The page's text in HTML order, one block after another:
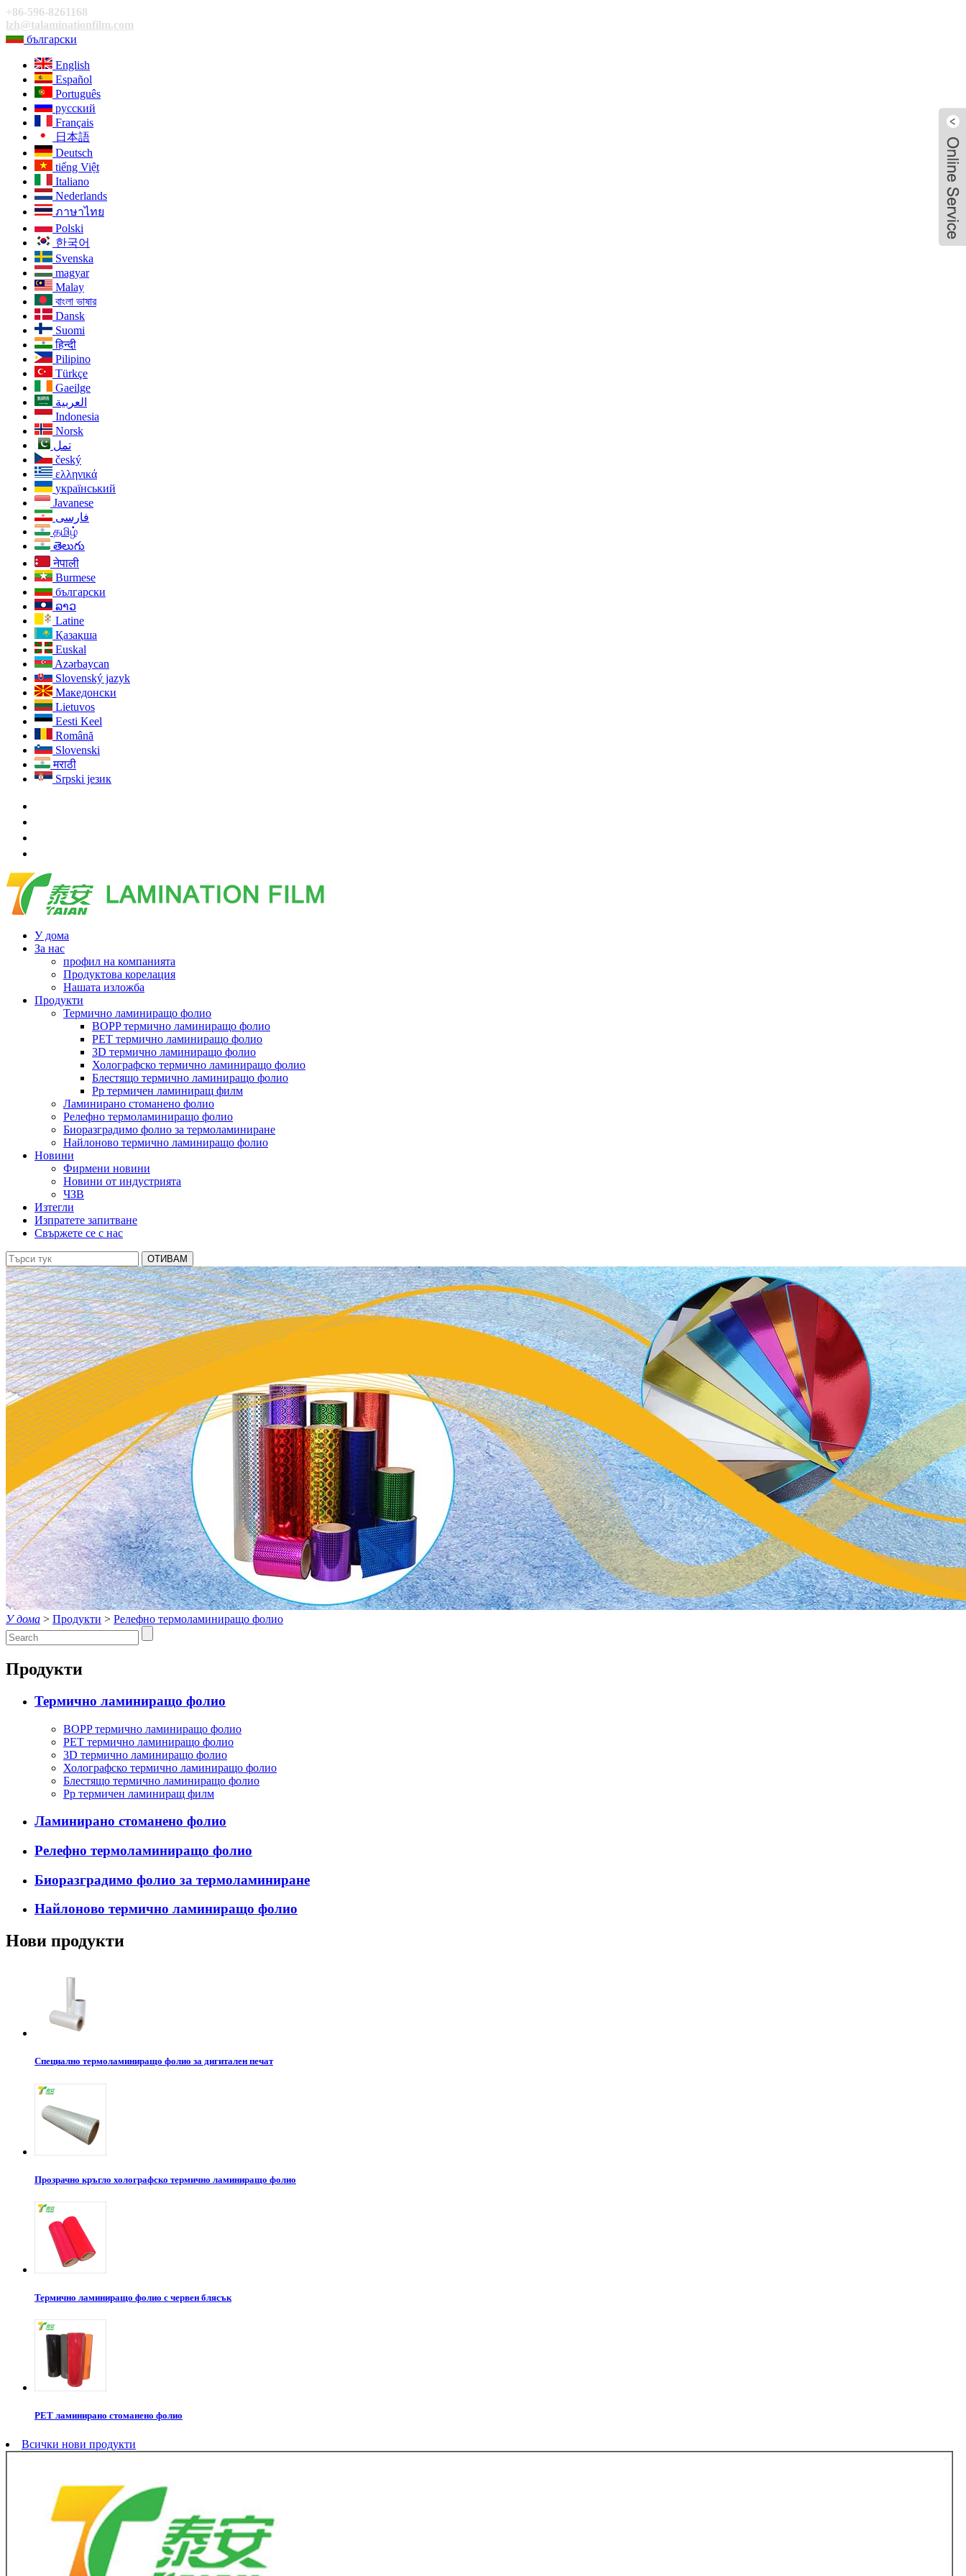
+86-596-8261168
lzh@talaminationfilm.com
български
English
Español
Português
русский
Français
日本語
Deutsch
tiếng Việt
Italiano
Nederlands
ภาษาไทย
Polski
한국어
Svenska
magyar
Malay
বাংলা ভাষার
Dansk
Suomi
हिन्दी
Pilipino
Türkçe
Gaeilge
العربية
Indonesia
Norsk‎
تمل
český
ελληνικά
український
Javanese
فارسی
தமிழ்
తెలుగు
नेपाली
Burmese
български
ລາວ
Latine
Қазақша
Euskal
Azərbaycan
Slovenský jazyk
Македонски
Lietuvos
Eesti Keel
Română
Slovenski
मराठी
Srpski језик
У дома
За нас
профил на компанията
Продуктова корелация
Нашата изложба
Продукти
Термично ламиниращо фолио
BOPP термично ламиниращо фолио
PET термично ламиниращо фолио
3D термично ламиниращо фолио
Холографско термично ламиниращо фолио
Блестящо термично ламиниращо фолио
Pp термичен ламиниращ филм
Ламинирано стоманено фолио
Релефно термоламиниращо фолио
Биоразградимо фолио за термоламиниране
Найлоново термично ламиниращо фолио
Новини
Фирмени новини
Новини от индустрията
ЧЗВ
Изтегли
Изпратете запитване
Свържете се с нас
У дома > Продукти > Релефно термоламиниращо фолио
Продукти
Термично ламиниращо фолио
BOPP термично ламиниращо фолио
PET термично ламиниращо фолио
3D термично ламиниращо фолио
Холографско термично ламиниращо фолио
Блестящо термично ламиниращо фолио
Pp термичен ламиниращ филм
Ламинирано стоманено фолио
Релефно термоламиниращо фолио
Биоразградимо фолио за термоламиниране
Найлоново термично ламиниращо фолио
Нови продукти
Специално термоламиниращо фолио за дигитален печат
Прозрачно кръгло холографско термично ламиниращо фолио
Термично ламиниращо фолио с червен блясък
PET ламинирано стоманено фолио
Всички нови продукти